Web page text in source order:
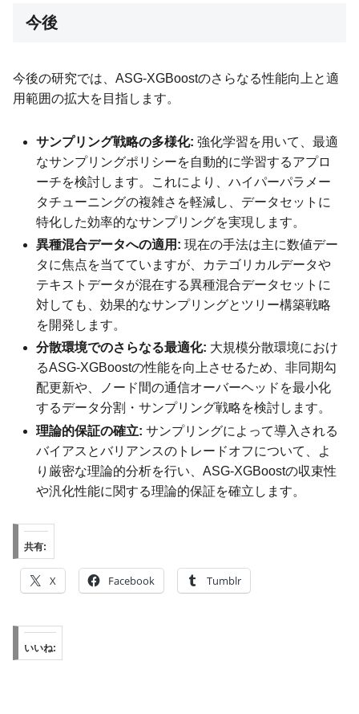
今後
今後の研究では、ASG-XGBoostのさらなる性能向上と適
用範囲の拡大を目指します。
サンプリング戦略の多様化: 強化学習を用いて、最適
なサンプリングポリシーを自動的に学習するアプロ
ーチを検討します。これにより、ハイパーパラメー
タチューニングの複雑さを軽減し、データセットに
特化した効率的なサンプリングを実現します。
異種混合データへの適用: 現在の手法は主に数値デー
タに焦点を当てていますが、カテゴリカルデータや
テキストデータが混在する異種混合データセットに
対しても、効果的なサンプリングとツリー構築戦略
を開発します。
分散環境でのさらなる最適化: 大規模分散環境におけ
るASG-XGBoostの性能を向上させるため、非同期勾
配更新や、ノード間の通信オーバーヘッドを最小化
するデータ分割・サンプリング戦略を検討します。
理論的保証の確立: サンプリングによって導入される
バイアスとバリアンスのトレードオフについて、よ
り厳密な理論的分析を行い、ASG-XGBoostの収束性
や汎化性能に関する理論的保証を確立します。
共有:
X Facebook Tumblr
いいね: